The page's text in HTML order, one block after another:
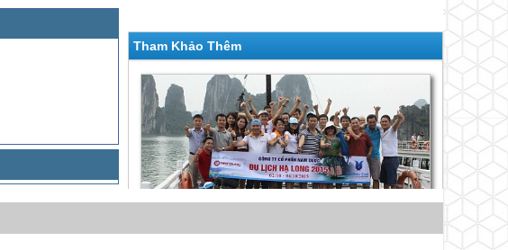
Tham Khảo Thêm